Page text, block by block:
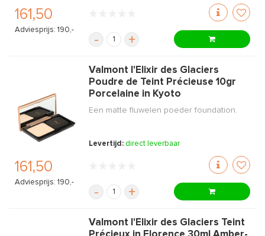
161,50
Adviesprijs: 190,-
- +
161,50
Adviesprijs: 190,-
Valmont l'Elixir des Glaciers
Poudre de Teint Précieuse 10gr
Porcelaine in Kyoto
Een matte fluwelen poeder foundation.
Levertijd: direct leverbaar
- +
Valmont l'Elixir des Glaciers Teint